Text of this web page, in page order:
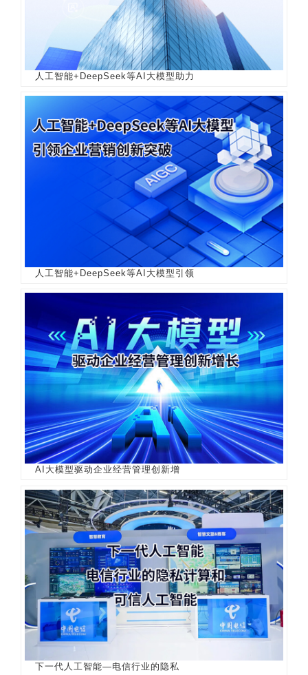
人工智能+DeepSeek等AI大模型助力
人工智能+DeepSeek等AI大模型引领
AI大模型驱动企业经营管理创新增
下一代人工智能—电信行业的隐私